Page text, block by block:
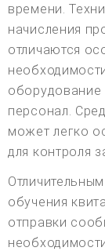
времени.
начисления
отличаются
оборудование
персонал.
может легко
для контроля
обучения
отправки